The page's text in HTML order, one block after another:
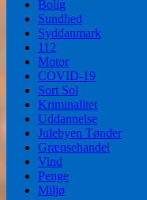
Bolig
Sundhed
Syddanmark
112
Motor
COVID-19
Sort Sol
Kriminalitet
Uddannelse
Julebyen Tønder
Grænsehandel
Vind
Penge
Miljø